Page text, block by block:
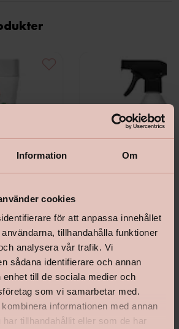
Information Om
cookies
för att anpassa innehållet
tillhandahålla funktioner
analysera vår trafik. Vi
sådana identifierare och annan
enhet till de sociala medier och
som vi samarbetar med.
informationen med annan
tillhandahållit eller som de har
Inomhustvätt Beckers Plus